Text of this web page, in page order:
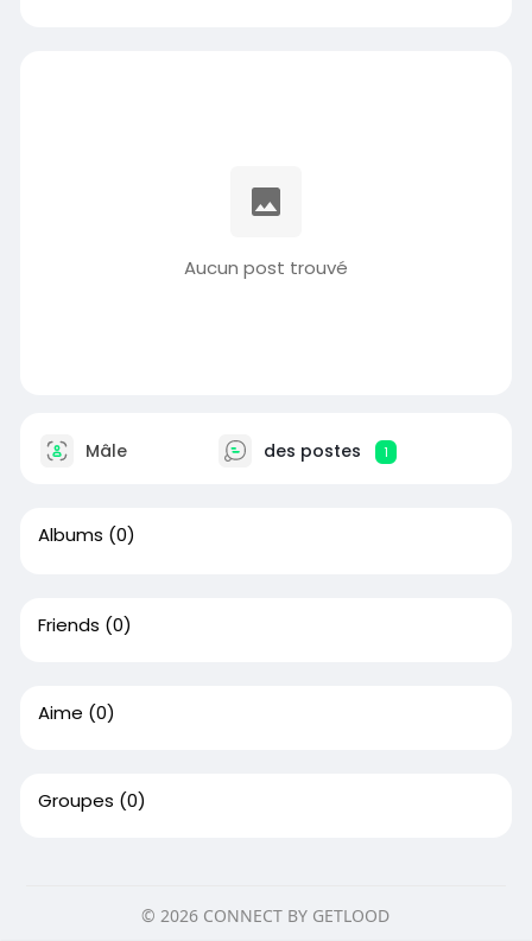
Aucun post trouvé
Mâle des postes 1
Albums (0)
Friends (0)
Aime (0)
Groupes (0)
© 2026 CONNECT BY GETLOOD